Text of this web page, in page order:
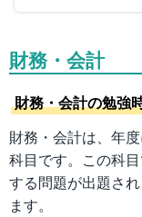
財務・会計
財務・会計の勉強
財務・会計は、年
科目です。この科
する問題が出題さ
ます。